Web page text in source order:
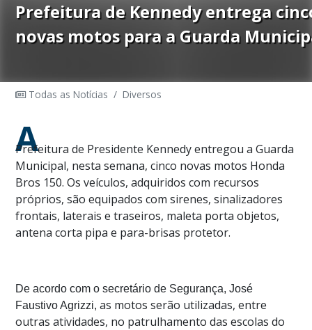
Prefeitura de Kennedy entrega
novas motos para a Guarda
Todas as Notícias / Diversos
A
Prefeitura de Presidente Kennedy entregou a Guarda
Municipal, nesta semana, cinco novas motos Honda
Bros 150. Os veículos, adquiridos com recursos
próprios, são equipados com sirenes, sinalizadores
frontais, laterais e traseiros, maleta porta objetos,
antena corta pipa e para-brisas protetor.
De acordo com o secretário de Segurança, José
Faustivo Agrizzi, as motos serão utilizadas, entre
outras atividades, no patrulhamento das escolas do